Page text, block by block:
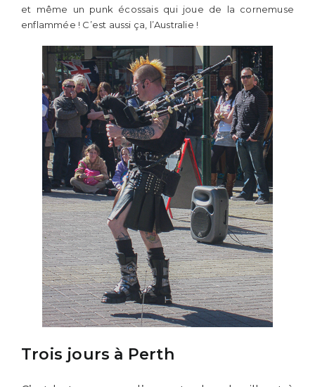
et même un punk écossais qui joue de la cornemuse
enflammée ! C’est aussi ça, l’Australie !
Trois jours à Perth